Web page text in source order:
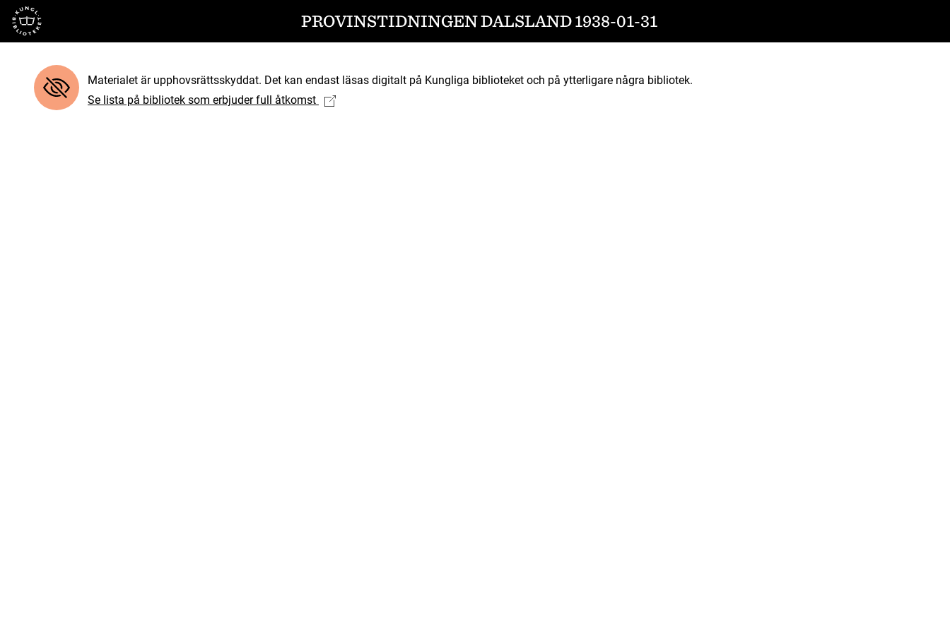
Till startsidan PROVINSTIDNINGEN DALSLAND 1938-01-31
Materialet är upphovsrättsskyddat. Det kan endast läsas digitalt på Kungliga biblioteket och på ytterligare några bibliotek.
Se lista på bibliotek som erbjuder full åtkomst